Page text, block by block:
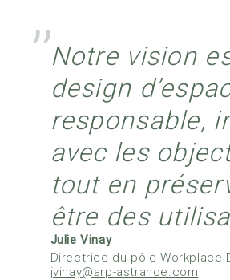
Notre vision
design
responsable,
avec les
tout en
être des
’’
Julie Vinay
Directrice du pôle Workplace
jvinay@arp-astrance.com